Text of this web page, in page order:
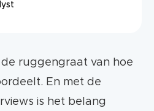
ruggengraat van hoe
En met de
is het belang